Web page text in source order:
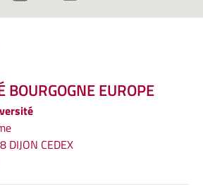
BOURGOGNE EUROPE
CEDEX